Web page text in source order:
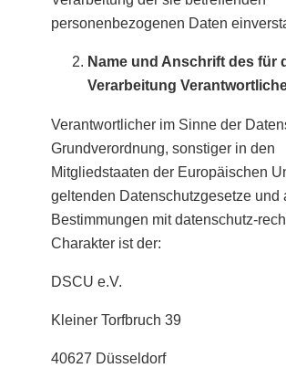
personenbezogenen Daten
Name und Anschrift des für
Verarbeitung
Verantwortlicher im Sinne der
Grundverordnung, sonstiger in den
Mitgliedstaaten der Europäischen
geltenden Datenschutzgesetze und
Bestimmungen mit datenschutz-
Charakter ist der:
DSCU e.V.
Kleiner Torfbruch 39
40627 Düsseldorf